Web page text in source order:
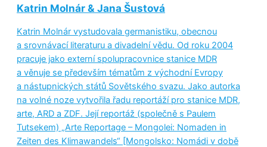
Katrin Molnár & Jana Šustová
Katrin Molnár vystudovala germanistiku, obecnou
a srovnávací literaturu a divadelní vědu. Od roku 2004
pracuje jako externí spolupracovnice stanice MDR
a věnuje se především tématům z východní Evropy
a nástupnických států Sovětského svazu. Jako autorka
na volné noze vytvořila řadu reportáží pro stanice MDR,
arte, ARD a ZDF. Její reportáž (společně s Paulem
Tutsekem) „Arte Reportage – Mongolei: Nomaden in
Zeiten des Klimawandels“ [Mongolsko: Nomádi v době